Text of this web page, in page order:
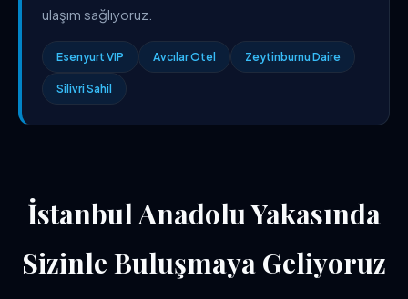
ulaşım sağlıyoruz.
Esenyurt VIP Avcılar Otel Zeytinburnu Daire
Silivri Sahil
İstanbul Anadolu Yakasında
Sizinle Buluşmaya Geliyoruz